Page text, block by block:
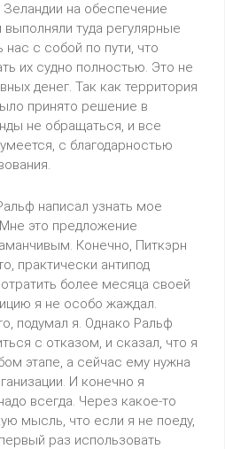
на обеспечение
туда регулярные
с собой по пути, что
их судно полностью. Это не
денег. Так как территория
принято решение в
не обращаться, и все
с благодарностью
написал узнать мое
это предложение
Конечно, Питкэрн
практически антипод
более месяца своей
я не особо жаждал.
подумал я. Однако Ральф
с отказом, и сказал, что я
этапе, а сейчас ему нужна
И конечно я
всегда. Через какое-то
мысль, что если я не поеду,
раз использовать